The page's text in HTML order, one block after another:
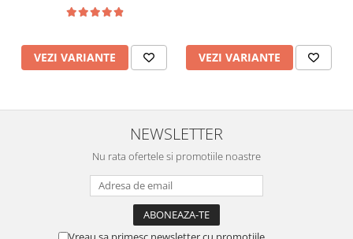
VEZI VARIANTE VEZI VARIANTE
NEWSLETTER
Nu rata ofertele si promotiile noastre